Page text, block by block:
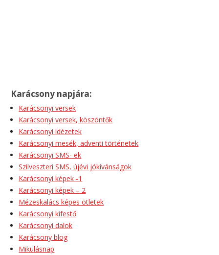
Karácsony napjára:
Karácsonyi versek
Karácsonyi versek, köszöntők
Karácsonyi idézetek
Karácsonyi mesék, adventi történetek
Karácsonyi SMS- ek
Szilveszteri SMS, újévi jókívánságok
Karácsonyi képek -1
Karácsonyi képek – 2
Mézeskalács képes ötletek
Karácsonyi kifestő
Karácsonyi dalok
Karácsony blog
Mikulásnap